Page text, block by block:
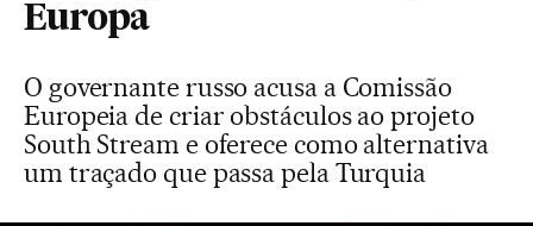
Europa
O governante russo acusa a Comissão
Europeia de criar obstáculos ao projeto
South Stream e oferece como alternativa
um traçado que passa pela Turquia